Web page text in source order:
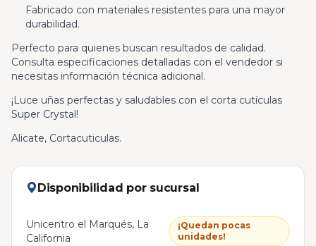
Fabricado con materiales resistentes para una mayor
durabilidad.
Perfecto para quienes buscan resultados de calidad.
Consulta especificaciones detalladas con el vendedor si
necesitas información técnica adicional.
¡Luce uñas perfectas y saludables con el corta cutículas
Super Crystal!
Alicate, Cortacuticulas.
Disponibilidad por sucursal
Unicentro el Marqués, La
California
¡Quedan pocas
unidades!